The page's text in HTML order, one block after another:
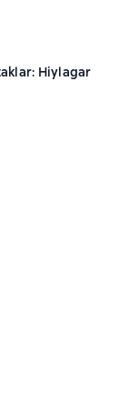
Hiylagar
0 оценок
0 оценок